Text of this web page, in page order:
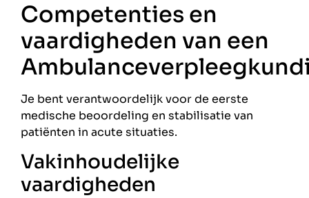
Competenties en
vaardigheden van een
Je bent verantwoordelijk voor de eerste
medische beoordeling en stabilisatie van
patiënten in acute situaties.
Vakinhoudelijke
vaardigheden